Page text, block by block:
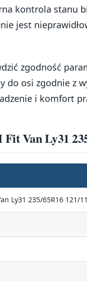
kontrola stanu
jest
zgodność
do osi zgodnie z
i komfort
Van Ly31
Ly31 235/65R16 121/